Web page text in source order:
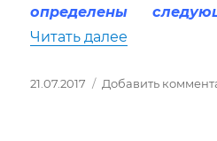
определены
Читать далее
Опубликовано
21.07.2017 Добавить